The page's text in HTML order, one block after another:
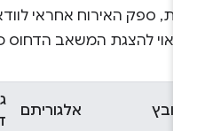
ספק האירוח אחראי לוודא
להצגת המשאב הדחוס
אלגוריתם